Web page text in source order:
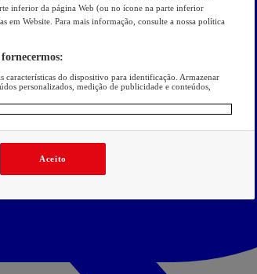
inferior da página Web (ou no ícone na parte inferior
em Website. Para mais informação, consulte a nossa política
características do dispositivo para identificação. Armazenar
personalizados, medição de publicidade e conteúdos,
Aceito